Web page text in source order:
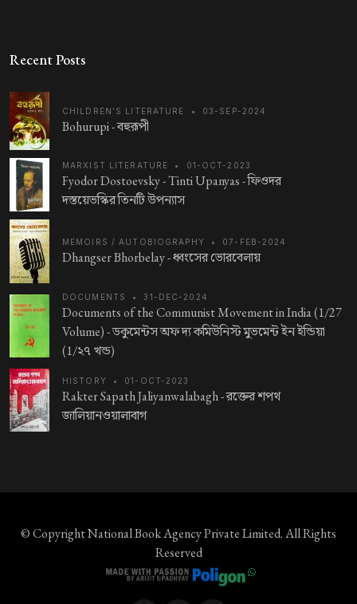
Recent Posts
CHILDREN'S LITERATURE • 03-SEP-2024
Bohurupi -বহুরূপী
MARXIST LITERATURE • 01-OCT-2023
Fyodor Dostoevsky - Tinti Upanyas -ফিওদর
দস্তয়েভস্কির তিনটি উপন্যাস
MEMOIRS / AUTOBIOGRAPHY • 07-FEB-2024
Dhangser Bhorbelay -ধ্বংসের ভোরবেলায়
DOCUMENTS • 31-DEC-2024
Documents of the Communist Movement in India (1/27
Volume) -ডকুমেন্টস অফ দ্য কমিউনিস্ট মুভমেন্ট ইন ইন্ডিয়া
(1/২৭ খন্ড)
HISTORY • 01-OCT-2023
Rakter Sapath Jaliyanwalabagh -রক্তের শপথ
জালিয়ানওয়ালাবাগ
© CopyrightNational Book Agency Private Limited. All Rights
Reserved